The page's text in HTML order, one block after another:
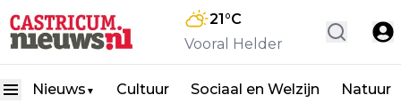
21°C
Vooral Helder
Nieuws ▼ Cultuur Sociaal en Welzijn Natuur